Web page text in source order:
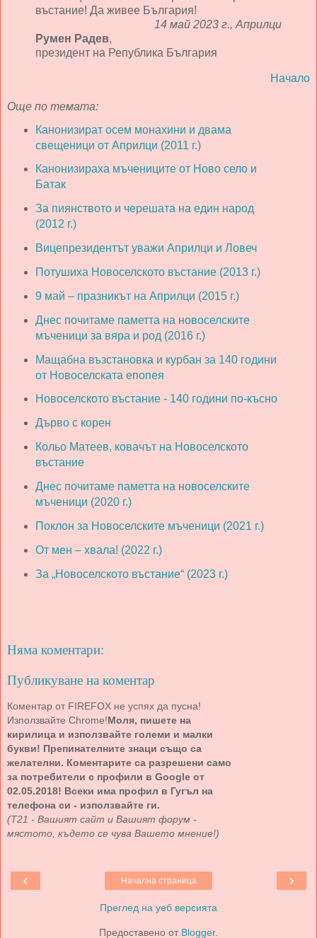
въстание! Да живее България!
14 май 2023 г., Априлци
Румен Радев,
президент на Република България
Начало
Още по темата:
Канонизират осем монахини и двама
свещеници от Априлци (2011 г.)
Канонизираха мъчениците от Ново село и
Батак
За пиянството и черешата на един народ
(2012 г.)
Вицепрезидентът уважи Априлци и Ловеч
Потушиха Новоселското въстание (2013 г.)
9 май – празникът на Априлци (2015 г.)
Днес почитаме паметта на новоселските
мъченици за вяра и род (2016 г.)
Мащабна възстановка и курбан за 140 години
от Новоселската епопея
Новоселското въстание - 140 години по-късно
Дърво с корен
Кольо Матеев, ковачът на Новоселското
въстание
Днес почитаме паметта на новоселските
мъченици (2020 г.)
Поклон за Новоселските мъченици (2021 г.)
От мен – хвала! (2022 г.)
За „Новоселското въстание“ (2023 г.)
Няма коментари:
Публикуване на коментар
Коментар от FIREFOX не успях да пусна!
Използвайте Chrome!Моля, пишете на
кирилица и използвайте големи и малки
букви! Препинателните знаци също са
желателни. Коментарите са разрешени само
за потребители с профили в Google от
02.05.2018! Всеки има профил в Гугъл на
телефона си - използвайте ги.
(Т21 - Вашият сайт и Вашият форум -
мястото, където се чува Вашето мнение!)
‹ ›
Начална страница
Преглед на уеб версията
Предоставено от Blogger.